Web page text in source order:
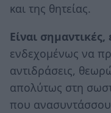
και της θητείας.
Είναι
ενδεχομένως να
αντιδράσεις,
απολύτως στη
που